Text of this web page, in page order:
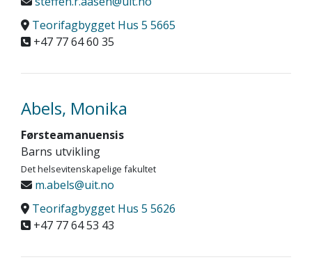
Teorifagbygget Hus 5 5665
+47 77 64 60 35
Abels, Monika
Førsteamanuensis
Barns utvikling
Det helsevitenskapelige fakultet
m.abels@uit.no
Teorifagbygget Hus 5 5626
+47 77 64 53 43